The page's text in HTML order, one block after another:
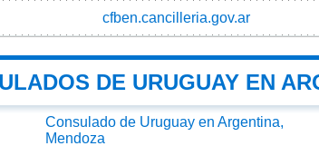
cfben.cancilleria.gov.ar
DE URUGUAY EN
Consulado de Uruguay en Argentina,
Mendoza